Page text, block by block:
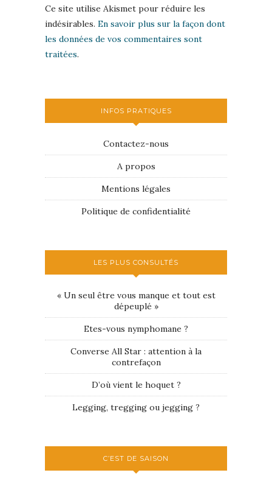
Ce site utilise Akismet pour réduire les
indésirables. En savoir plus sur la façon dont
les données de vos commentaires sont
traitées.
INFOS PRATIQUES
Contactez-nous
A propos
Mentions légales
Politique de confidentialité
LES PLUS CONSULTÉS
« Un seul être vous manque et tout est
dépeuplé »
Etes-vous nymphomane ?
Converse All Star : attention à la
contrefaçon
D’où vient le hoquet ?
Legging, tregging ou jegging ?
C’EST DE SAISON